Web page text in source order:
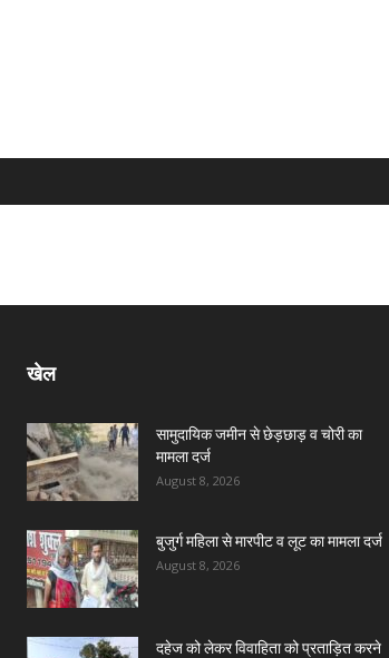
खेल
सामुदायिक जमीन से छेड़छाड़ व चोरी का
मामला दर्ज
August 8, 2026
बुजुर्ग महिला से मारपीट व लूट का मामला दर्ज
August 8, 2026
दहेज को लेकर विवाहिता को प्रताड़ित करने